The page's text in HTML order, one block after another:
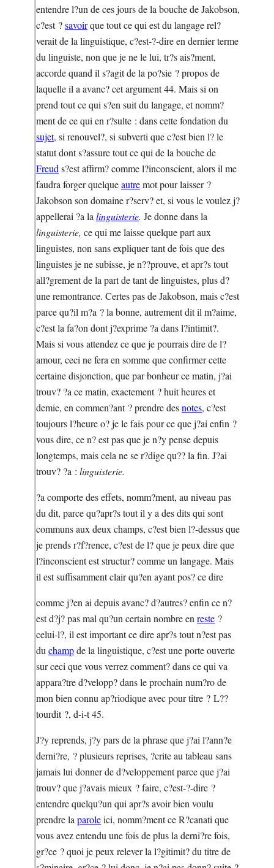
entendre l?un de ces jours de la bouche de Jakobson,
c?est ?savoirque tout ce qui est du langage rel?
verait de la linguistique, c?est-?-dire en dernier terme
du linguiste, non que je ne le lui, tr?s ais?ment,
accorde quand il s?agit de la po?sie ? propos de
laquelle il a avanc? cet argument 44. Mais si on
prend tout ce qui s?en suit du langage, et nomm?
ment de ce qui en r?sulte : dans cette fondation du
sujet, si renouvel?, si subverti que c?est bien l? le
statut dont s?assure tout ce qui de la bouche de
Freud s?est affirm? comme l?inconscient, alors il me
faudra forger quelqueautremot pour laisser ?
Jakobson son domaine r?serv? et, si vous le voulez j?
appellerai ?a la linguisterie. Je donne dans la
linguisterie, ce qui me laisse quelque part aux
linguistes, non sans expliquer tant de fois que des
linguistes je ne subisse, je n??prouve, et apr?s tout
all?grement de la part de tant de linguistes, plus d?
une remontrance. Certes pas de Jakobson, mais c?est
parce qu?il m?a ? la bonne, autrement dit il m?aime,
c?est la fa?on dont j?exprime ?a dans l?intimit?.
Mais si vous attendez ce que je pourrais dire de l?
amour, ceci ne fera en somme que confirmer cette
certaine disjonction, que par bonheur ce matin, j?ai
trouv? ?a ce matin, exactement ? huit heures et
demie, en commen?ant ? prendre desnotes, c?est
toujours l?heure o? je le fais pour ce que j?ai enfin ?
vous dire, ce n? est pas que je n?y pense depuis
longtemps, mais cela ne se r?dige qu?? la fin. J?ai
trouv? ?a : linguisterie.
?a comporte des effets, nomm?ment, au niveau pas
du dit, parce qu?apr?s tout il y a des dits qui sont
communs aux deux champs, c?est bien l?-dessus que
je prends r?f?rence, c?est de l? que je peux dire que
l?inconscient est structur? comme un langage. Mais
il est suffisamment clair qu?en ayant pos? ce dire
comme j?en ai depuis avanc? d?autres? enfin ce n?
est d?j? pas mal qu?un certain nombre en reste ?
celui-l?, il est important ce dire apr?s tout n?est pas
du champde la linguistique, c?est une porte ouverte
sur ceci que vous verrez comment? dans ce qui va
appara?tre d?velopp? dans le prochain num?ro de
mon bien connu ap?riodique avec pour titre ? L??
tourdit ?, d-i-t 45.
J?y reprends, j?y pars de la phrase que j?ai l?ann?e
derni?re, ? plusieurs reprises, ?crite au tableau sans
jamais lui donner de d?veloppement parce que j?ai
trouv? que j?avais mieux ? faire, c?est-?-dire ?
entendre quelqu?un qui apr?s avoir bien voulu
prendre la paroleici, nomm?ment ce R?canati que
vous avez entendu une fois de plus la derni?re fois,
gr?ce ? quoi je peux relever la l?gitimit? du titre de